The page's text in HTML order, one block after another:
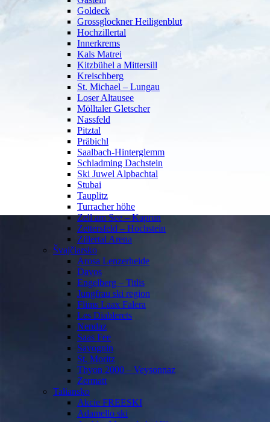
Goldeck
Grossglockner Heiligenblut
Hochzillertal
Innerkrems
Kals Matrei
Kitzbühel a Mittersill
Kreischberg
St. Michael – Lungau
Loser Altausee
Mölltaler Gletscher
Nassfeld
Pitztal
Präbichl
Saalbach-Hinterglemm
Schladming Dachstein
Ski Juwel Alpbachtal
Stubai
Tauplitz
Turracher höhe
Zell am See – Kaprun
Zettersfeld – Hochstein
Zillertal Arena
Švajčiarsko
Arosa Lenzerheide
Davos
Engelberg – Titlis
Jungfrau ski region
Flims Laax Falera
Les Diablerets
Nendaz
Saas Fee
Savognin
St. Moritz
Thyon 2000 – Veysonnaz
Zermatt
Taliansko
Akcie FREESKI
Adamello ski